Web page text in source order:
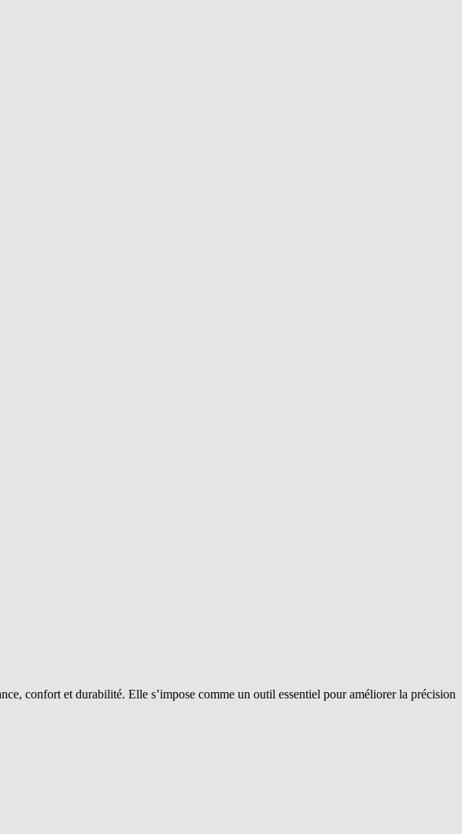
confort et durabilité. Elle s’impose comme un outil essentiel pour améliorer la précision